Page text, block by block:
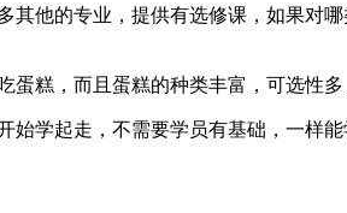
他的专业，提供有选修课，如果对
糕，而且蛋糕的种类丰富，可选性多
学起走，不需要学员有基础，一样